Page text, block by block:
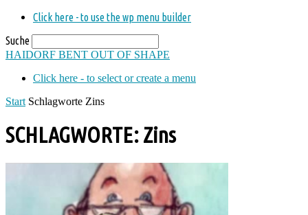
Click here - to use the wp menu builder
Suche
HAIDORF BENT OUT OF SHAPE
Click here - to select or create a menu
Start Schlagworte Zins
SCHLAGWORTE: Zins